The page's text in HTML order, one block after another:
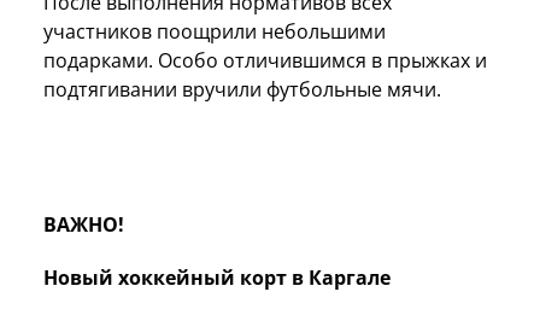
участников поощрили небольшими
подарками. Особо отличившимся в прыжках и
подтягивании вручили футбольные мячи.
ВАЖНО!
Новый хоккейный корт в Каргале